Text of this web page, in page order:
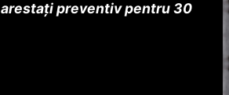
arestați preventiv pentru 30